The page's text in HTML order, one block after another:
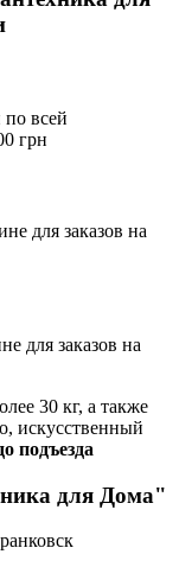
по всей
грн
для заказов на
для заказов на
30 кг, а также
искусственный
подъезда
для Дома"